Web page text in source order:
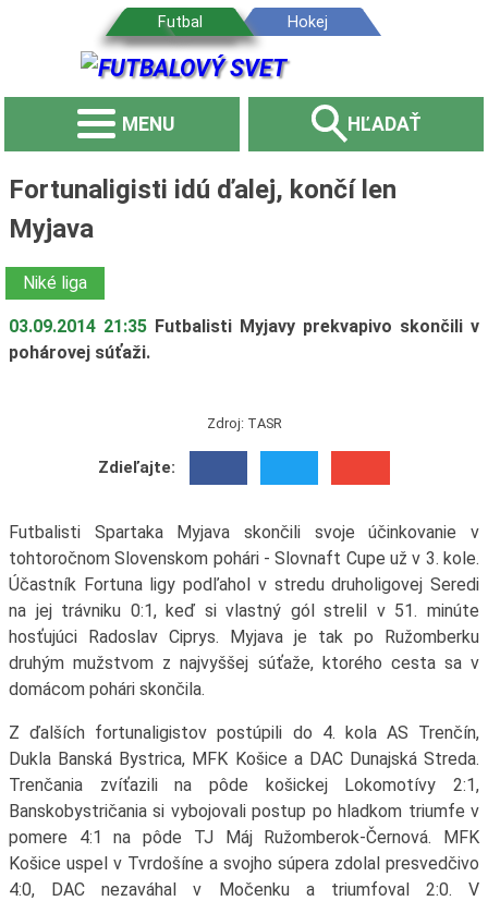
MENU HĽADAŤ
Fortunaligisti idú ďalej, končí len
Myjava
Niké liga
03.09.2014 21:35 Futbalisti Myjavy prekvapivo skončili v
pohárovej súťaži.
Zdroj: TASR
Zdieľajte:
Futbalisti Spartaka Myjava skončili svoje účinkovanie v
tohtoročnom Slovenskom pohári - Slovnaft Cupe už v 3. kole.
Účastník Fortuna ligy podľahol v stredu druholigovej Seredi
na jej trávniku 0:1, keď si vlastný gól strelil v 51. minúte
hosťujúci Radoslav Ciprys. Myjava je tak po Ružomberku
druhým mužstvom z najvyššej súťaže, ktorého cesta sa v
domácom pohári skončila.
Z ďalších fortunaligistov postúpili do 4. kola AS Trenčín,
Dukla Banská Bystrica, MFK Košice a DAC Dunajská Streda.
Trenčania zvíťazili na pôde košickej Lokomotívy 2:1,
Banskobystričania si vybojovali postup po hladkom triumfe v
pomere 4:1 na pôde TJ Máj Ružomberok-Černová. MFK
Košice uspel v Tvrdošíne a svojho súpera zdolal presvedčivo
4:0, DAC nezaváhal v Močenku a triumfoval 2:0. V